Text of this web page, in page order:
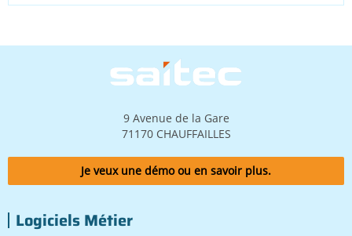
9 Avenue de la Gare
71170 CHAUFFAILLES
Je veux une démo ou en savoir plus.
Logiciels Métier